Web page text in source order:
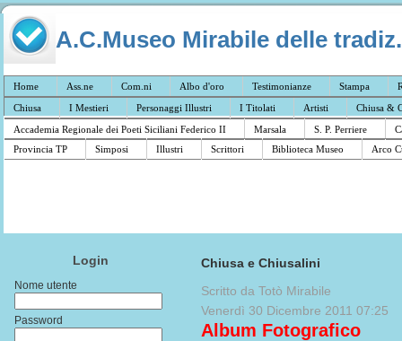
A.C.Museo Mirabile delle
Home Ass.ne Com.ni Albo d'oro Testimonianze Stampa
Chiusa
I Mestieri Personaggi Illustri I Titolati Artisti
Chiusa &
Accademia Regionale dei Poeti Siciliani Federico II
Marsala S. P. Perriere
Provincia TP
Simposi Illustri Scrittori Biblioteca Museo Arco
Login
Nome utente
Password
Chiusa e Chiusalini
Scritto da Totò Mirabile
Venerdì 30 Dicembre 2011 07:25
Album Fotografico